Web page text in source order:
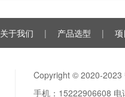
关于我们 | 产品选型 |
Copyright © 2020-2023
手机：15222906608